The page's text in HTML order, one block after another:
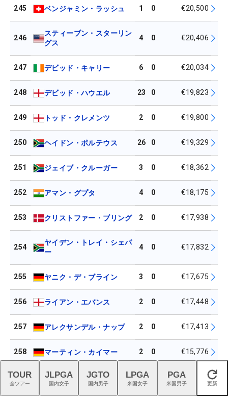
245 ベンジャミン・ラッシュ 1 0 €20,500
246
スティーブン・スターリン
グス
4 0 €20,406
247 デビッド・キャリー 6 0 €20,034
248 デビッド・ハウエル 23 0 €19,823
249 トッド・クレメンツ 2 0 €19,800
250 ヘイドン・ポルテウス 26 0 €19,329
251 ジェイブ・クルーガー 3 0 €18,362
252 アマン・グプタ 4 0 €18,175
253 クリストファー・ブリング 2 0 €17,938
254
ヤイデン・トレイ・シェパ
ー
4 0 €17,832
255 ヤニク・デ・ブライン 3 0 €17,675
256 ライアン・エバンス 2 0 €17,448
257 アレクサンデル・ナップ 2 0 €17,413
258 マーティン・カイマー 2 0 €15,776
259 ベルンド・リトハンマー 5 €15,409
閉じる
TOUR
全ツアー
JLPGA
国内女子
JGTO
国内男子
LPGA
米国女子
PGA
米国男子 更新